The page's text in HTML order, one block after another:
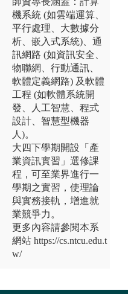
機系統 (如雲端運算、
平行處理、大數據分
析、嵌入式系統)、通
訊網路 (如資訊安全、
物聯網、行動通訊、
軟體定義網路) 及軟體
工程 (如軟體系統開
發、人工智慧、程式
設計、智慧型機器
人)。
大四下學期開設「產
業資訊實習」選修課
程，可至業界進行一
學期之實習，使理論
與實務接軌，增進就
業競爭力。
更多內容請參閱本系
網站 https://cs.ntcu.edu.t
w/